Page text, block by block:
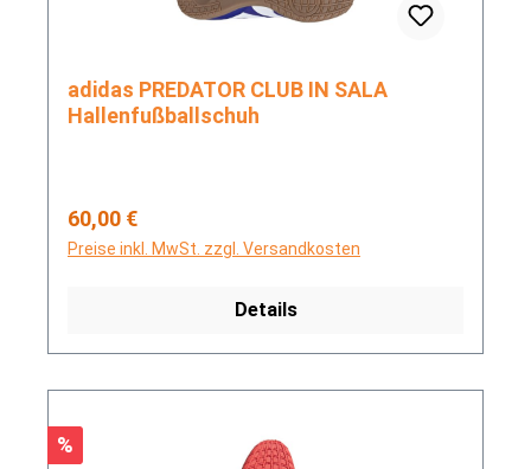
adidas PREDATOR CLUB IN SALA
Hallenfußballschuh
Regulärer Preis:
60,00 €
Preise inkl. MwSt. zzgl. Versandkosten
Details
Rabatt
%